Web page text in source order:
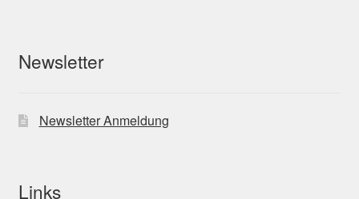
Newsletter
Newsletter Anmeldung
Links